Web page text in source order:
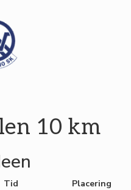
10 km
Tid
Placering